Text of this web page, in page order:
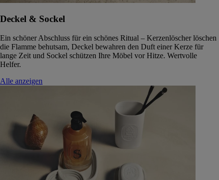
Deckel & Sockel
Ein schöner Abschluss für ein schönes Ritual – Kerzenlöscher löschen
die Flamme behutsam, Deckel bewahren den Duft einer Kerze für
lange Zeit und Sockel schützen Ihre Möbel vor Hitze. Wertvolle
Helfer.
Alle anzeigen